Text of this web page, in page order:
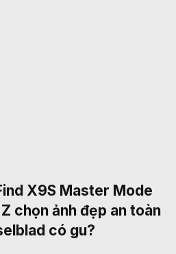
X9S Master Mode
chọn ảnh đẹp an toàn
có gu?